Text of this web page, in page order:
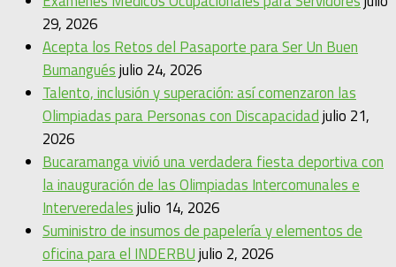
29, 2026
Acepta los Retos del Pasaporte para Ser Un Buen
Bumanguésjulio 24, 2026
Talento, inclusión y superación: así comenzaron las
Olimpiadas para Personas con Discapacidadjulio 21,
2026
Bucaramanga vivió una verdadera fiesta deportiva con
la inauguración de las Olimpiadas Intercomunales e
Interveredalesjulio 14, 2026
Suministro de insumos de papelería y elementos de
oficina para el INDERBUjulio 2, 2026